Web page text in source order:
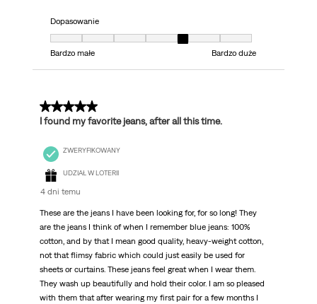
Dopasowanie
Dopasowanie, 5 z 7, gdzie 1 jest równe Bardzo małe i 7 jest równe Bardzo
Bardzo małe
Bardzo duże
5 z 5 gwiazdek.
I found my favorite jeans, after all this time.
ZWERYFIKOWANY
UDZIAŁ W LOTERII
4 dni temu
These are the jeans I have been looking for, for so long! They
are the jeans I think of when I remember blue jeans: 100%
cotton, and by that I mean good quality, heavy-weight cotton,
not that flimsy fabric which could just easily be used for
sheets or curtains. These jeans feel great when I wear them.
They wash up beautifully and hold their color. I am so pleased
with them that after wearing my first pair for a few months I